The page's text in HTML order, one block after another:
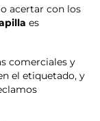
acertar con los
es
comerciales y
el etiquetado, y